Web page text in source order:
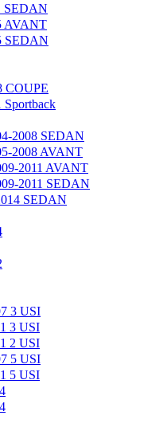
SEDAN
AVANT
SEDAN
COUPE
Sportback
2008 SEDAN
2008 AVANT
2011 AVANT
2011 SEDAN
SEDAN
3 USI
3 USI
2 USI
5 USI
5 USI